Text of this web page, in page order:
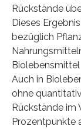
Rückstände
Dieses
bezüglich
Biolebensmittel
Auch in
ohne
Rückstände im
Prozentpunkte